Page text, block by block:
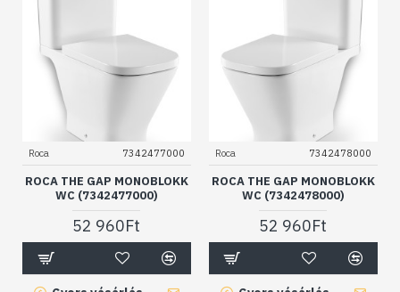
Roca 7342477000
ROCA THE GAP MONOBLOKK
WC (7342477000)
52 960Ft
Roca 7342478000
ROCA THE GAP MONOBLOKK
WC (7342478000)
52 960Ft